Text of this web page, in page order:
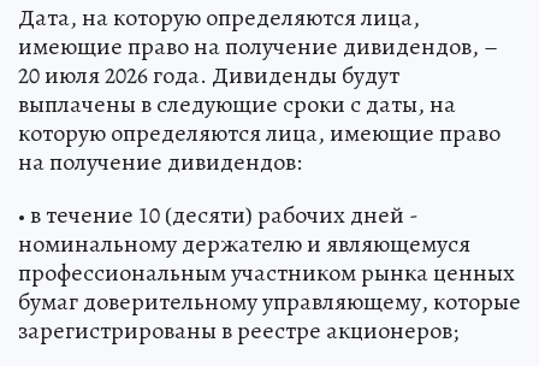
Дата, на которую определяются лица,
имеющие право на получение дивидендов, –
20 июля 2026 года. Дивиденды будут
выплачены в следующие сроки с даты, на
которую определяются лица, имеющие право
на получение дивидендов:
• в течение 10 (десяти) рабочих дней -
номинальному держателю и являющемуся
профессиональным участником рынка ценных
бумаг доверительному управляющему, которые
зарегистрированы в реестре акционеров;